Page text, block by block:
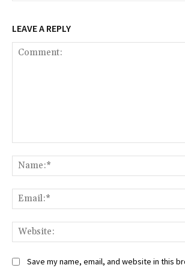
LEAVE A REPLY
Save my name, email, and website in this